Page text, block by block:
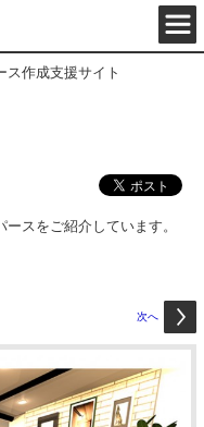
ス作成支援サイト
スをご紹介しています。
次へ